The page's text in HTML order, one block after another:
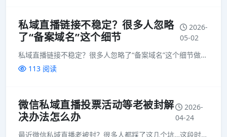
私域直播链接不稳定？很多人忽略
了“备案域名”这个细节
2026-
05-02
私域直播链接不稳定？很多人忽略了“备案域名”这个细节做私域直播，有一个很容易被忽略的问题：👉 为什么同样的内容，有的人能稳定跑，有的人总出问题？很多人第一反应是：内容问题话术问题但实际情况往往不是这样...
113 阅读
微信私域直播投票活动等老被封解
决办法怎么办
2026-
04-24
最近微信私域直播老被封？很多人都踩了这几个坑…这段时间，不少做私域直播的朋友都在吐槽一个问题：直播间刚起量，链接就挂了；用户还没进来，域名就被封。尤其是做带货、课程转化、灰度行业的，基本都遇到过这种情...